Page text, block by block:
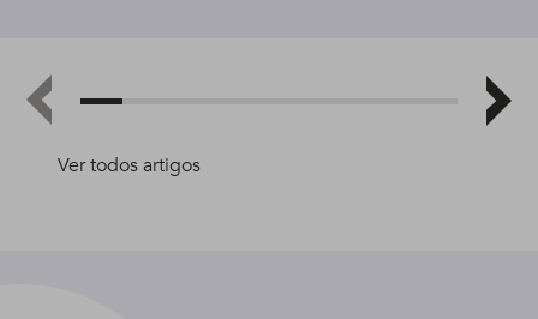
Ver todos artigos